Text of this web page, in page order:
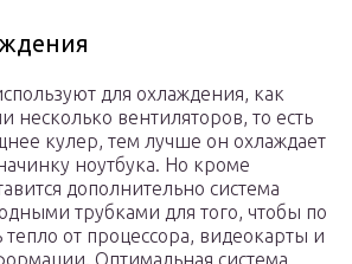
для охлаждения, как
несколько вентиляторов, то есть
кулер, тем лучше он охлаждает
ноутбука. Но кроме
дополнительно система
трубками для того, чтобы по
тепло от процессора, видеокарты и
Оптимальная система